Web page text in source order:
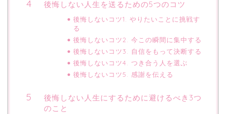
後悔しない人生を送るための5つのコツ
後悔しないコツ1. やりたいことに挑戦す
る
後悔しないコツ2. 今この瞬間に集中する
後悔しないコツ3. 自信をもって決断する
後悔しないコツ4. つき合う人を選ぶ
後悔しないコツ5. 感謝を伝える
後悔しない人生にするために避けるべき3つ
のこと